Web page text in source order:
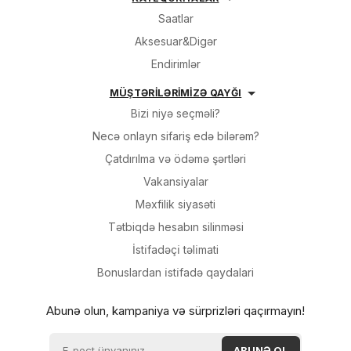
olan saat daha çox təzyiqə
və avtomatik mexanika
Həmçinin CERTİNA-da
Precidrive (dəqiq işləyən)
saat mexanizmi də vardır.
saatlarda +/- 80-85 saniyə
qeyri dəqiqlik olursa,
CERTİNA-da bu il üzrə +/-10
saniyə qismində olur. Bu
nın Xronoqraf saatlarında
kompensasiyası və nəmə
Sifarişi rəsmiləşdir
Saatlar
Aksesuar&Digər
Endirimlər
MÜŞTƏRİLƏRİMİZƏ QAYĞI
Bizi niyə seçməli?
Necə onlayn sifariş edə bilərəm?
Çatdırılma və ödəmə şərtləri
Vakansiyalar
Məxfilik siyasəti
Tətbiqdə hesabın silinməsi
İsti̇fadəçi̇ təli̇mati
Bonuslardan i̇sti̇fadə qaydalari
Abunə olun, kampaniya və sürprizləri qaçırmayın!